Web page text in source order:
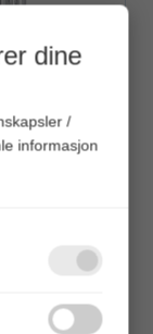
Quick View+
dine
/
informasjon